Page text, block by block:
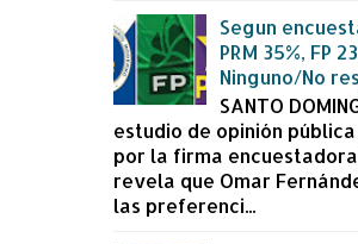
Segun
PRM 35%, FP
Ninguno/No
SANTO
estudio de opinión
por la firma encuestadora
revela que Omar
las preferenci...